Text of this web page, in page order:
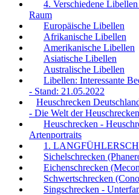
4. Verschiedene
Raum
Europäische Libellen
Afrikanische Libellen
Amerikanische Libellen
Asiatische Libellen
Australische Libellen
Libellen: Interessante
- Stand: 21.05.2022
Heuschrecken
- Die Welt der
Heuschrecken -
Artenportraits
1.
Sichelschrecken
Eichenschrecken
Schwertschrecken
Singschrecken -